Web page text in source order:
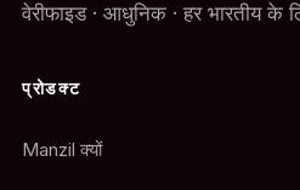
वेरीफाइड · आधुनिक · हर भारतीय के
प्रोडक्ट
Manzil क्यों